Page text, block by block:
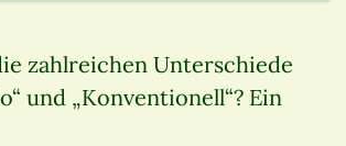
zahlreichen Unterschiede
und „Konventionell“? Ein